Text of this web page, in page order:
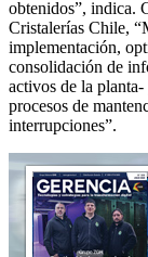
obtenidos”, indica.
Cristalerías Chile,
implementación,
consolidación de
activos de la
procesos de
interrupciones”.